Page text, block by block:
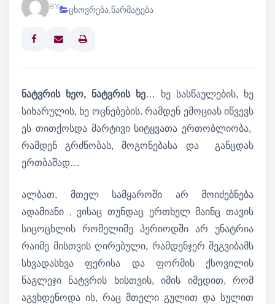
BY ცხოვრება,წარმატება
Print
ნატვრის ხეო, ნატვრის ხე… ხე სასწაულების, ხე
სიხარულის, ხე ოცნებების. რამდენ ემოციას იწვევს
ეს თითქოსდა მარტივი სიტყვათა ერთობლიობა,
რამდენ გრძნობას, მოგონებასა და განცდას
ერთბაშად…
ალბათ, მთელ სამყაროში არ მოიძებნება
ადამიანი , ვისაც თუნდაც ერთხელ მაინც თავის
სიცოცხლის რომელიმე პერიოდში არ უნატრია
რაიმე მისთვის ღირებული, რამდენჯერ შეგვიბამს
სხვადასხვა ფერისა და ფორმის ქსოვილის
ნაგლეჯი ნატვრის ხისთვის, იმის იმედით, რომ
აგვხდენოდა ის, რაც მთელი გულით და სულით